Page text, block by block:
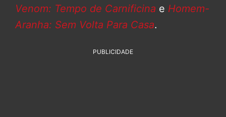
Venom: Tempo de Carnificina e Homem-
Aranha: Sem Volta Para Casa.
PUBLICIDADE